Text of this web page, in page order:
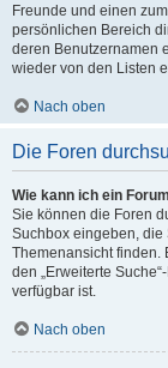
Freunde und einen
persönlichen Bereich
deren Benutzernamen
wieder von den Listen
Nach oben
Die Foren
Wie kann ich ein
Sie können die Foren
Suchbox eingeben, die
Themenansicht finden.
den „Erweiterte
verfügbar ist.
Nach oben